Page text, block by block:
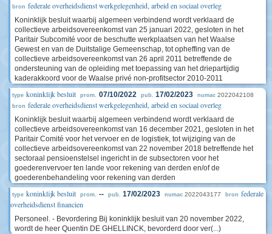
bron federale overheidsdienst werkgelegenheid, arbeid en sociaal overleg
Koninklijk besluit waarbij algemeen verbindend wordt verklaard de
collectieve arbeidsovereenkomst van 25 januari 2022, gesloten in het
Paritair Subcomité voor de beschutte werkplaatsen van het Waalse
Gewest en van de Duitstalige Gemeenschap, tot opheffing van de
collectieve arbeidsovereenkomst van 26 april 2011 betreffende de
ondersteuning van de opleiding met toepassing van het driepartijdig
kaderakkoord voor de Waalse privé non-profitsector 2010-2011
type koninklijk besluit prom. 07/10/2022 pub. 17/02/2023 numac 2022042108
bron federale overheidsdienst werkgelegenheid, arbeid en sociaal overleg
Koninklijk besluit waarbij algemeen verbindend wordt verklaard de
collectieve arbeidsovereenkomst van 16 december 2021, gesloten in het
Paritair Comité voor het vervoer en de logistiek, tot wijziging van de
collectieve arbeidsovereenkomst van 22 november 2018 betreffende het
sectoraal pensioenstelsel ingericht in de subsectoren voor het
goederenvervoer ten lande voor rekening van derden en/of de
goederenbehandeling voor rekening van derden
type koninklijk besluit prom. -- pub. 17/02/2023 numac 2022043177 bron federale
overheidsdienst financien
Personeel. - Bevordering Bij koninklijk besluit van 20 november 2022,
wordt de heer Quentin DE GHELLINCK, bevorderd door ver(...)